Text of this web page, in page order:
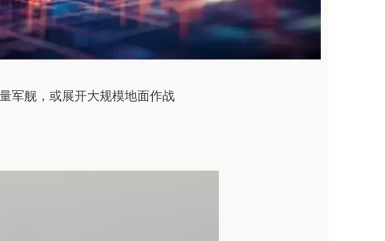
舰，或展开大规模地面作战